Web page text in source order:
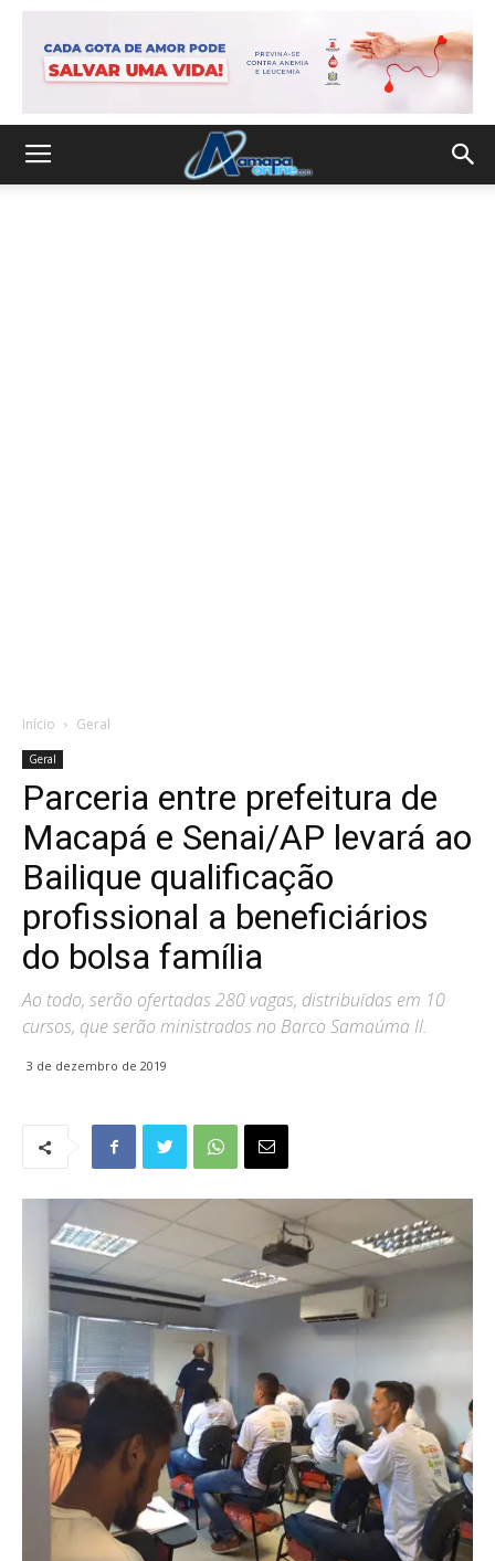
Início Geral
Geral
Parceria entre prefeitura de
Macapá e Senai/AP levará ao
Bailique qualificação
profissional a beneficiários
do bolsa família
Ao todo, serão ofertadas 280 vagas, distribuídas em 10
cursos, que serão ministrados no Barco Samaúma II.
3 de dezembro de 2019